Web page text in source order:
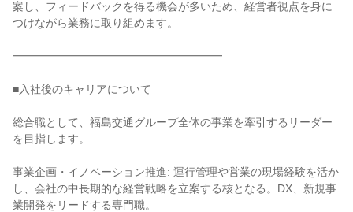
案し、フィードバックを得る機会が多いため、経営者視点を身に
つけながら業務に取り組めます。
━━━━━━━━━━━━━━━━━━━
■入社後のキャリアについて
総合職として、福島交通グループ全体の事業を牽引するリーダー
を目指します。
事業企画・イノベーション推進: 運行管理や営業の現場経験を活か
し、会社の中長期的な経営戦略を立案する核となる。DX、新規事
業開発をリードする専門職。